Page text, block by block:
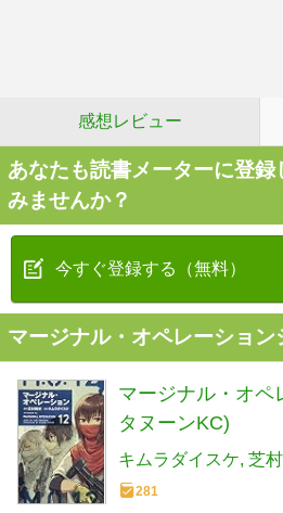
感想レビュー
あなたも読書メーターに登
みませんか？
今すぐ登録する（無料）
マージナル・オペレーション
マージナル・オペ
タヌーンKC)
キムラダイスケ 芝
281